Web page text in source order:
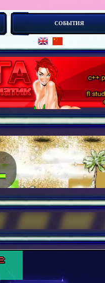
СОБЫТИЯ
роботы. Новые концепии создания -